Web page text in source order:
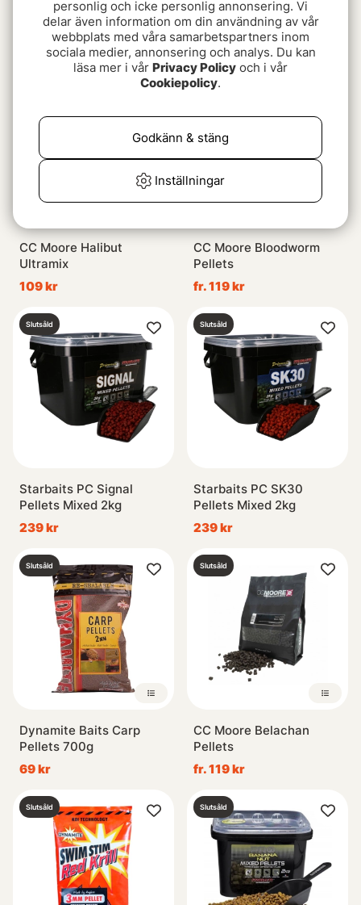
Starbaits Pro Peach &
Mango Pellets Mixed 2kg
239 kr
Mainline Response Carp
Pellets - 5kg
429 kr
CC Moore Halibut
Ultramix
109 kr
CC Moore Bloodworm
Pellets
fr. 119 kr
Slutsåld
Starbaits PC Signal
Pellets Mixed 2kg
239 kr
Slutsåld
Starbaits PC SK30
Pellets Mixed 2kg
239 kr
Slutsåld
Dynamite Baits Carp
Pellets 700g
69 kr
Slutsåld
CC Moore Belachan
Pellets
fr. 119 kr
Slutsåld Slutsåld
personlig och icke personlig annonsering. Vi
delar även information om din användning av vår
webbplats med våra samarbetspartners inom
sociala medier, annonsering och analys. Du kan
läsa mer i vår Privacy Policy och i vår
Cookiepolicy.
Inställningar
Godkänn & stäng